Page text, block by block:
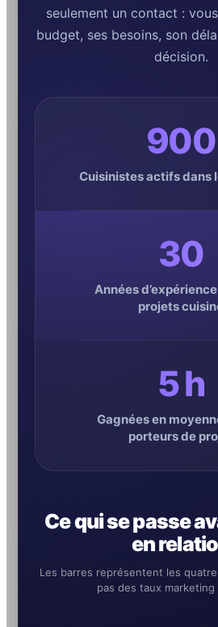
seulement un contact :
budget, ses besoins, son
décision.
900
Cuisinistes actifs dans
30
Années
projets
5 h
Gagnées en
porteurs de
Ce qui se passe
en
Les barres représentent les
pas des taux